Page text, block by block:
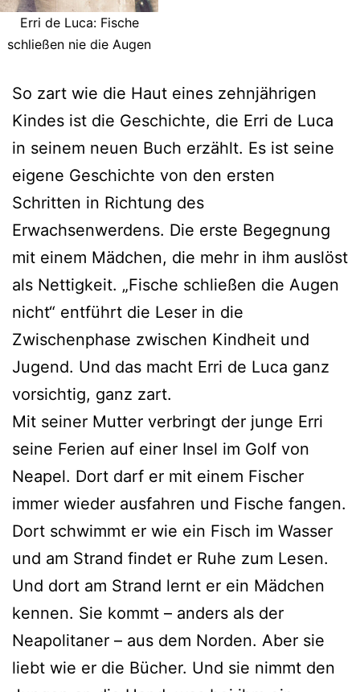
Erri de Luca: Fische
schließen nie die Augen
So zart wie die Haut eines zehnjährigen
Kindes ist die Geschichte, die Erri de Luca
in seinem neuen Buch erzählt. Es ist seine
eigene Geschichte von den ersten
Schritten in Richtung des
Erwachsenwerdens. Die erste Begegnung
mit einem Mädchen, die mehr in ihm auslöst
als Nettigkeit. „Fische schließen die Augen
nicht“ entführt die Leser in die
Zwischenphase zwischen Kindheit und
Jugend. Und das macht Erri de Luca ganz
vorsichtig, ganz zart.
Mit seiner Mutter verbringt der junge Erri
seine Ferien auf einer Insel im Golf von
Neapel. Dort darf er mit einem Fischer
immer wieder ausfahren und Fische fangen.
Dort schwimmt er wie ein Fisch im Wasser
und am Strand findet er Ruhe zum Lesen.
Und dort am Strand lernt er ein Mädchen
kennen. Sie kommt – anders als der
Neapolitaner – aus dem Norden. Aber sie
liebt wie er die Bücher. Und sie nimmt den